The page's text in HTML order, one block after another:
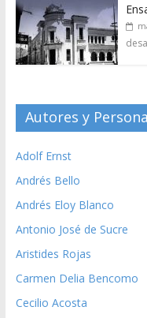
Autores y
Adolf Ernst
Andrés Bello
Andrés Eloy Blanco
Antonio José de Sucre
Aristides Rojas
Carmen Delia Bencomo
Cecilio Acosta